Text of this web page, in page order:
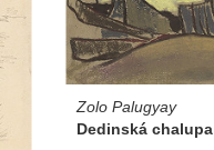
Zolo Palugyay
Dedinská chalupa